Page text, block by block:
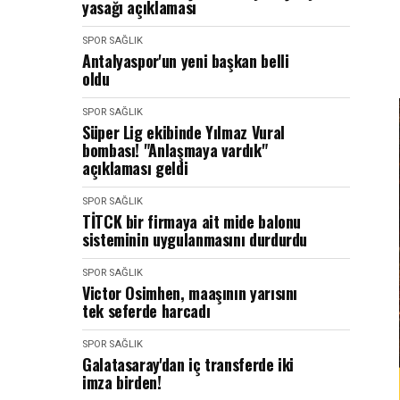
yasağı açıklaması
SPOR SAĞLIK
Antalyaspor'un yeni başkan belli
oldu
SPOR SAĞLIK
Süper Lig ekibinde Yılmaz Vural
bombası! "Anlaşmaya vardık"
açıklaması geldi
SPOR SAĞLIK
TİTCK bir firmaya ait mide balonu
sisteminin uygulanmasını durdurdu
SPOR SAĞLIK
Victor Osimhen, maaşının yarısını
tek seferde harcadı
SPOR SAĞLIK
Galatasaray'dan iç transferde iki
imza birden!